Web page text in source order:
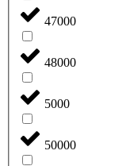
47000
48000
5000
50000